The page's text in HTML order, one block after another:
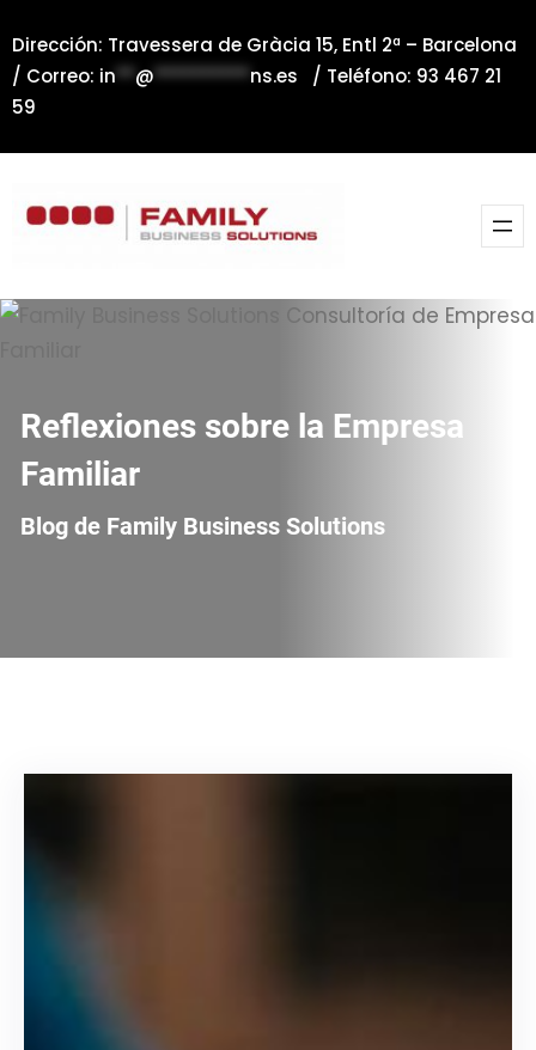
al
contenido
Dirección: Travessera de Gràcia 15, Entl 2ª – Barcelona
/ Correo: in**@**********ns.es / Teléfono: 93 467 21
59
Reflexiones sobre la Empresa
Familiar
Blog de Family Business Solutions